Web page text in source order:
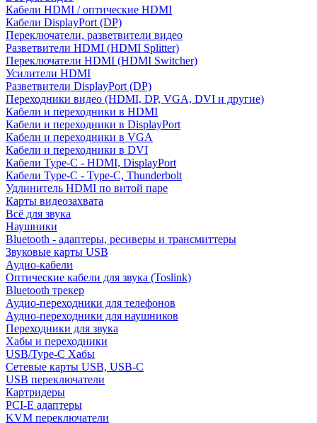
Кабели HDMI / оптические HDMI
Кабели DisplayPort (DP)
Переключатели, разветвители видео
Разветвители HDMI (HDMI Splitter)
Переключатели HDMI (HDMI Switcher)
Усилители HDMI
Разветвители DisplayPort (DP)
Переходники видео (HDMI, DP, VGA, DVI и другие)
Кабели и переходники в HDMI
Кабели и переходники в DisplayPort
Кабели и переходники в VGA
Кабели и переходники в DVI
Кабели Type-C - HDMI, DisplayPort
Кабели Type-C - Type-C, Thunderbolt
Удлинитель HDMI по витой паре
Карты видеозахвата
Всё для звука
Наушники
Bluetooth - адаптеры, ресиверы и трансмиттеры
Звуковые карты USB
Аудио-кабели
Оптические кабели для звука (Toslink)
Bluetooth трекер
Аудио-переходники для телефонов
Аудио-переходники для наушников
Переходники для звука
Хабы и переходники
USB/Type-C Хабы
Сетевые карты USB, USB-C
USB переключатели
Картридеры
PCI-E адаптеры
KVM переключатели